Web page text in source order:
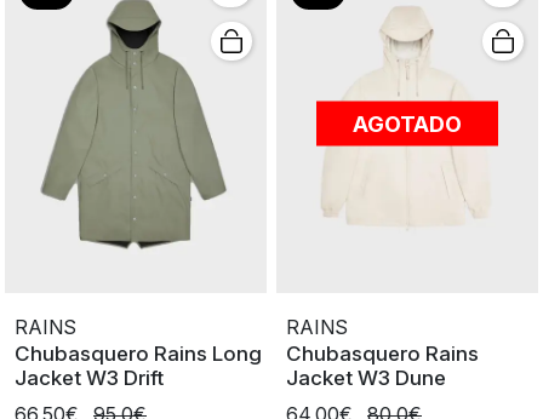
RAINS
Chubasquero Rains Long
Jacket W3 Drift
66,50€
95,0€
AGOTADO
RAINS
Chubasquero Rains
Jacket W3 Dune
64,00€
80,0€